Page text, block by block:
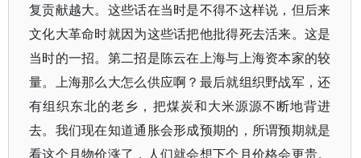
复贡献越大。这些话在当时是不得不这样说，但后来
文化大革命时就因为这些话把他批得死去活来。这是
当时的一招。第二招是陈云在上海与上海资本家的较
量。上海那么大怎么供应啊？最后就组织野战军，还
有组织东北的老乡，把煤炭和大米源源不断地背进
去。我们现在知道通胀会形成预期的，所谓预期就是
看这个月物价涨了，人们就会想下个月价格会更贵。